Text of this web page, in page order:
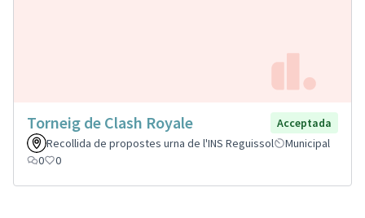
Torneig de Clash Royale
Acceptada
Recollida de propostes urna de l'INS Reguissol
Municipal
0
0